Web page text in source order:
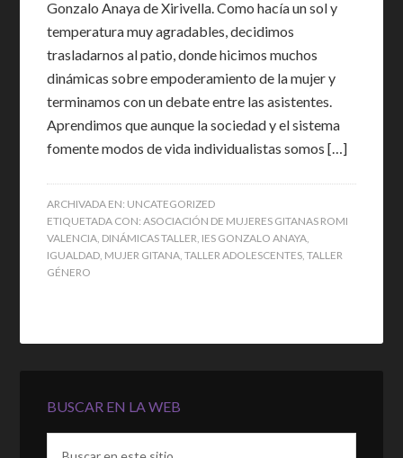
Gonzalo Anaya de Xirivella. Como hacía un sol y
temperatura muy agradables, decidimos
trasladarnos al patio, donde hicimos muchos
dinámicas sobre empoderamiento de la mujer y
terminamos con un debate entre las asistentes.
Aprendimos que aunque la sociedad y el sistema
fomente modos de vida individualistas somos […]
ARCHIVADA EN: UNCATEGORIZED
ETIQUETADA CON:ASOCIACIÓN DE MUJERES GITANAS ROMI
VALENCIA, DINÁMICAS TALLER, IES GONZALO ANAYA,
IGUALDAD, MUJER GITANA,TALLER ADOLESCENTES,TALLER
GÉNERO
BUSCAR EN LA WEB